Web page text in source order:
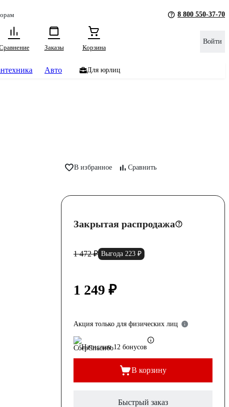
8 800 550-37-70
Заказы Корзина
Войти
Авто Для юрлиц
В избранное Сравнить
Закрытая распродажа
1 472 ₽ Выгода 223 ₽
1 249 ₽
Акция только для физических лиц
Начислим 12 бонусов
В корзину
Быстрый заказ